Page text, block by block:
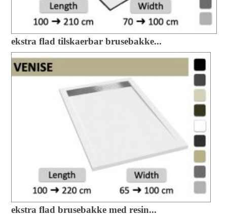
ekstra flad tilskaerbar brusebakke...
ekstra flad brusebakke med resin...